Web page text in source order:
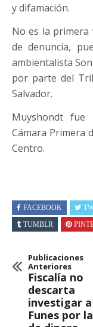
y difamación.
No es la primera
de denuncia,
ambientalista
por parte del
Salvador.
Muyshondt fue
Cámara Primera
Centro.
FACEBOOK
TUMBLR
Publicaciones
Anteriores
Fiscalía no
descarta
investigar a
Funes por